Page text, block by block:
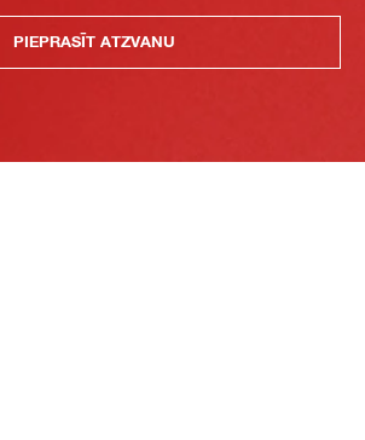
PIEPRASĪT ATZVANU